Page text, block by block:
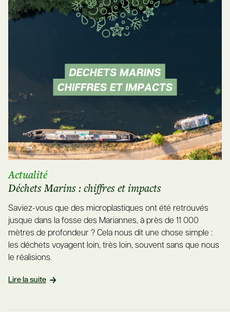
Actualité
Déchets Marins : chiffres et impacts
Saviez-vous que des microplastiques ont été retrouvés
jusque dans la fosse des Mariannes, à près de 11 000
mètres de profondeur ? Cela nous dit une chose simple :
les déchets voyagent loin, très loin, souvent sans que nous
le réalisions.
Lire la suite